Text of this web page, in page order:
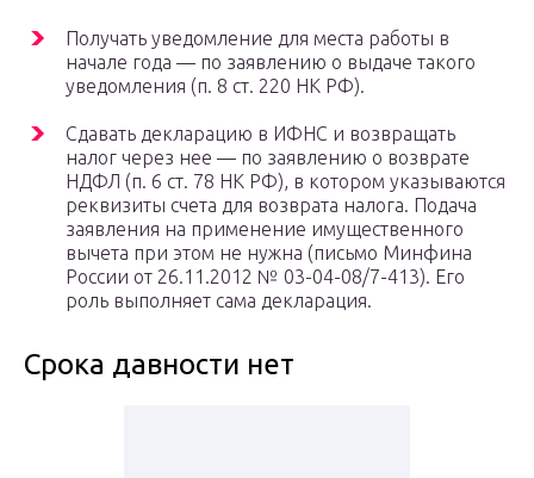
Получать уведомление для места работы в
начале года — по заявлению о выдаче такого
уведомления (п. 8 ст. 220 НК РФ).
Сдавать декларацию в ИФНС и возвращать
налог через нее — по заявлению о возврате
НДФЛ (п. 6 ст. 78 НК РФ), в котором указываются
реквизиты счета для возврата налога. Подача
заявления на применение имущественного
вычета при этом не нужна (письмо Минфина
России от 26.11.2012 № 03-04-08/7-413). Его
роль выполняет сама декларация.
Срока давности нет